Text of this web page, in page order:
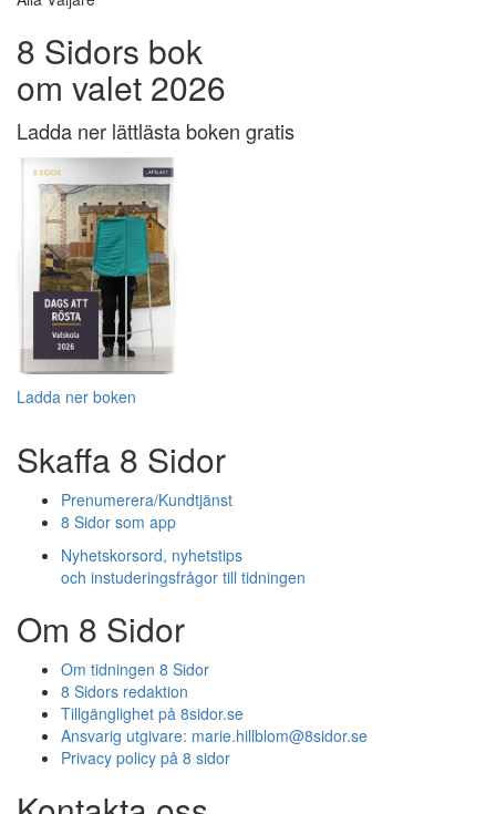
8 Sidors bok
om valet 2026
Ladda ner lättlästa boken gratis
Ladda ner boken
Skaffa 8 Sidor
Prenumerera/Kundtjänst
8 Sidor som app
Nyhetskorsord, nyhetstips
och instuderingsfrågor till tidningen
Om 8 Sidor
Om tidningen 8 Sidor
8 Sidors redaktion
Tillgänglighet på 8sidor.se
Ansvarig utgivare: marie.hillblom@8sidor.se
Privacy policy på 8 sidor